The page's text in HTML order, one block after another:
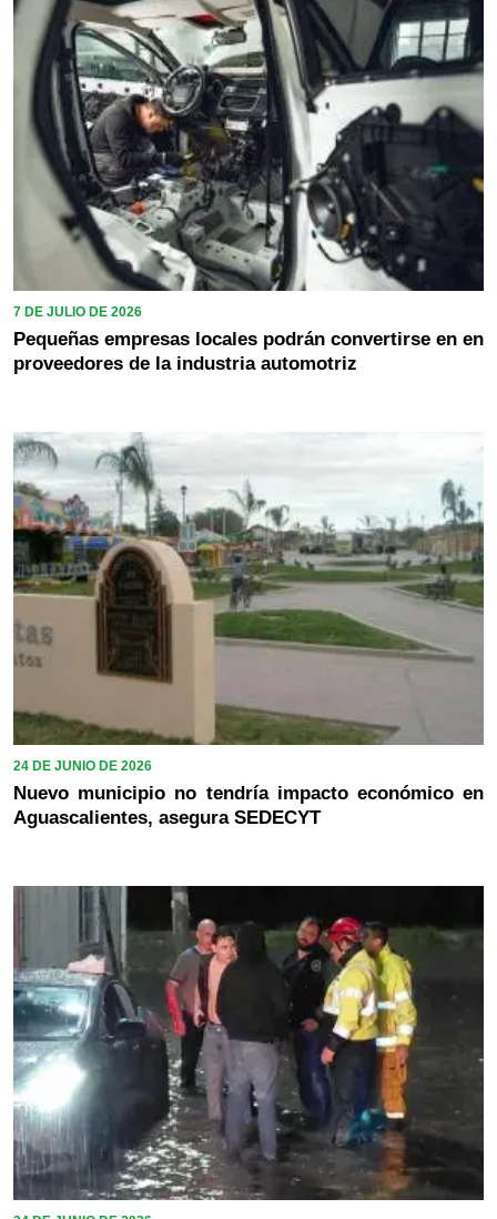
7 DE JULIO DE 2026
Pequeñas empresas locales podrán convertirse en en
proveedores de la industria automotriz
24 DE JUNIO DE 2026
Nuevo municipio no tendría impacto económico en
Aguascalientes, asegura SEDECYT